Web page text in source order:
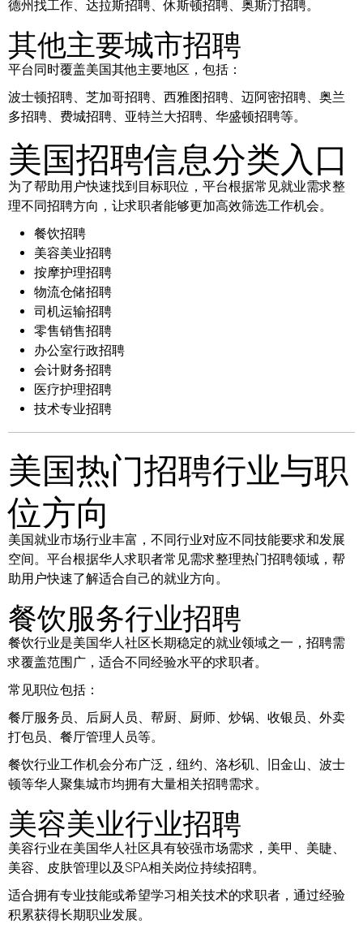
德州找工作、达拉斯招聘、休斯顿招聘、奥斯汀招聘。
其他主要城市招聘
平台同时覆盖美国其他主要地区，包括：
波士顿招聘、芝加哥招聘、西雅图招聘、迈阿密招聘、奥兰
多招聘、费城招聘、亚特兰大招聘、华盛顿招聘等。
美国招聘信息分类入口
为了帮助用户快速找到目标职位，平台根据常见就业需求整
理不同招聘方向，让求职者能够更加高效筛选工作机会。
餐饮招聘
美容美业招聘
按摩护理招聘
物流仓储招聘
司机运输招聘
零售销售招聘
办公室行政招聘
会计财务招聘
医疗护理招聘
技术专业招聘
美国热门招聘行业与职
位方向
美国就业市场行业丰富，不同行业对应不同技能要求和发展
空间。平台根据华人求职者常见需求整理热门招聘领域，帮
助用户快速了解适合自己的就业方向。
餐饮服务行业招聘
餐饮行业是美国华人社区长期稳定的就业领域之一，招聘需
求覆盖范围广，适合不同经验水平的求职者。
常见职位包括：
餐厅服务员、后厨人员、帮厨、厨师、炒锅、收银员、外卖
打包员、餐厅管理人员等。
餐饮行业工作机会分布广泛，纽约、洛杉矶、旧金山、波士
顿等华人聚集城市均拥有大量相关招聘需求。
美容美业行业招聘
美容行业在美国华人社区具有较强市场需求，美甲、美睫、
美容、皮肤管理以及SPA相关岗位持续招聘。
适合拥有专业技能或希望学习相关技术的求职者，通过经验
积累获得长期职业发展。